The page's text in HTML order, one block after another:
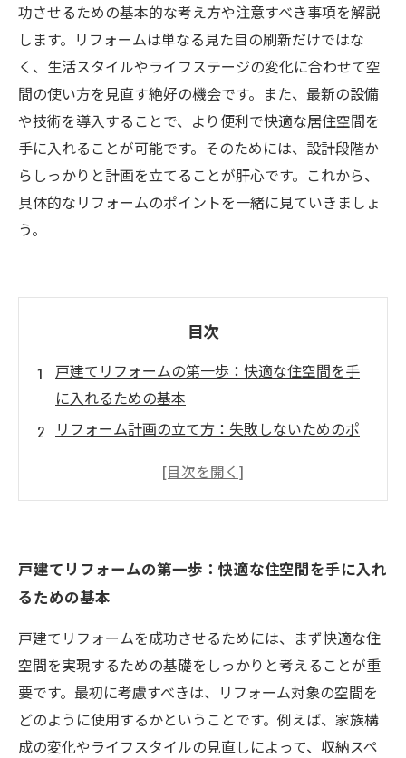
功させるための基本的な考え方や注意すべき事項を解説
します。リフォームは単なる見た目の刷新だけではな
く、生活スタイルやライフステージの変化に合わせて空
間の使い方を見直す絶好の機会です。また、最新の設備
や技術を導入することで、より便利で快適な居住空間を
手に入れることが可能です。そのためには、設計段階か
らしっかりと計画を立てることが肝心です。これから、
具体的なリフォームのポイントを一緒に見ていきましょ
う。
目次
戸建てリフォームの第一歩：快適な住空間を手
に入れるための基本
リフォーム計画の立て方：失敗しないためのポ
最新設備を取り入れて快適性アップ！機能的な
ォームのヒント
効率的なリフォームを実現するための注意点
リフォーム成功の秘訣：プロのアドバイスを活
かす方法
戸建てリフォームを終えて：新たな生活の始ま
りとその魅力
戸建てリフォームの第一歩：快適な住空間を手に入れ
るための基本
戸建てリフォームを成功させるためには、まず快適な住
空間を実現するための基礎をしっかりと考えることが重
要です。最初に考慮すべきは、リフォーム対象の空間を
どのように使用するかということです。例えば、家族構
成の変化やライフスタイルの見直しによって、収納スペ